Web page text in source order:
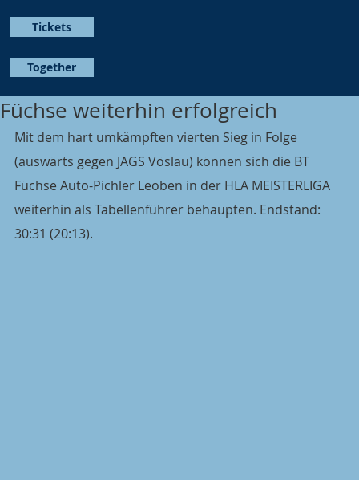
Together
Tickets
Füchse weiterhin erfolgreich
Mit dem hart umkämpften vierten Sieg in Folge
(auswärts gegen JAGS Vöslau) können sich die BT
Füchse Auto-Pichler Leoben in der HLA MEISTERLIGA
weiterhin als Tabellenführer behaupten. Endstand:
30:31 (20:13).